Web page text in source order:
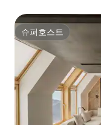
슈퍼호스트
슈퍼호스트